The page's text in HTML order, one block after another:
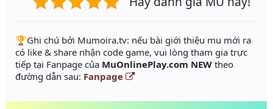
️🏆Ghi chú bởi Mumoira.tv: nếu bài giới thiệu mu mới ra
có like & share nhận code game, vui lòng tham gia trực
tiếp tại Fanpage của MuOnlinePlay.com NEW theo
đường dẫn sau: Fanpage